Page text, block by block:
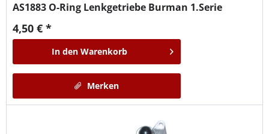
AS1883 O-Ring Lenkgetriebe Burman 1.Serie
4,50 € *
In den Warenkorb
Merken